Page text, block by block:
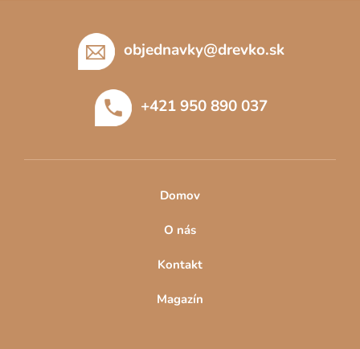
e
v
v
p
s
e
objednavky@drevko.sk
+421 950 890 037
Domov
O nás
Kontakt
Magazín